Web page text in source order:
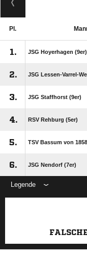
Pl.
1. JSG Hoyerhagen (9er)
2. JSG Lessen-Varrel-
3. JSG Staffhorst (9er)
4. RSV Rehburg (5er)
5. TSV Bassum von
6. JSG Nendorf (7er)
Legende